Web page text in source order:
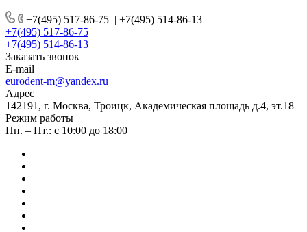
+7(495) 517-86-75 | +7(495) 514-86-13
+7(495) 517-86-75
+7(495) 514-86-13
Заказать звонок
E-mail
eurodent-m@yandex.ru
Адрес
142191, г. Москва, Троицк, Академическая площадь д.4, эт.18
Режим работы
Пн. – Пт.: с 10:00 до 18:00